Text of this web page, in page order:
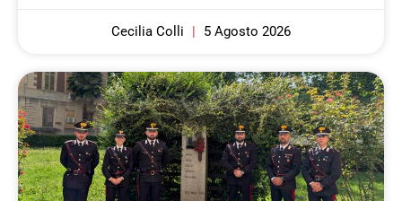
Cecilia Colli 5 Agosto 2026